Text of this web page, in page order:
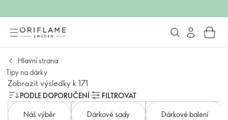
Hlavní strana
Tipy na dárky
Zobrazit výsledky k 171
PODLE DOPORUČENÍ
FILTROVAT
Náš výběr
Dárkové sady Dárkové balení